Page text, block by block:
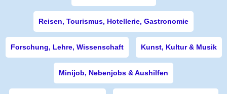
Reisen, Tourismus, Hotellerie, Gastronomie
Forschung, Lehre, Wissenschaft Kunst, Kultur & Musik
Minijob, Nebenjobs & Aushilfen